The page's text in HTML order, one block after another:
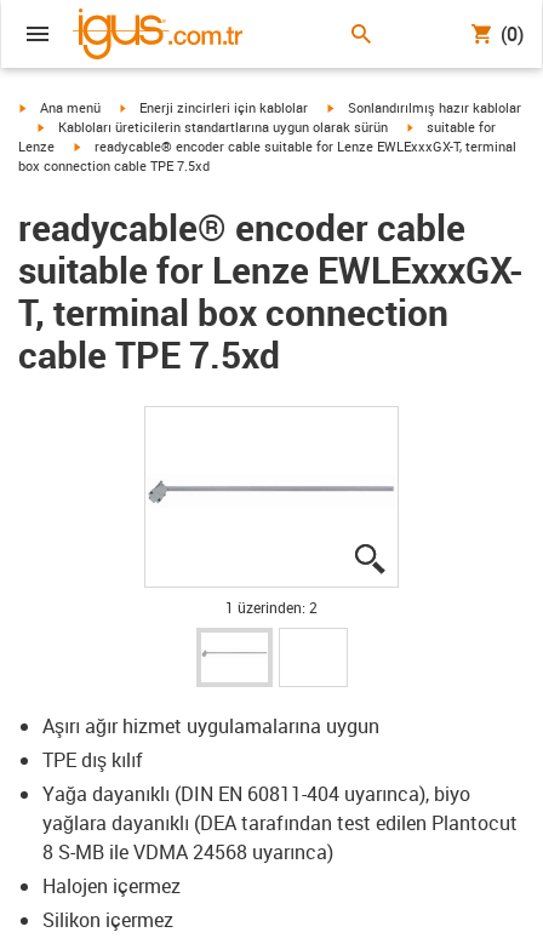
(0)
igus-icon-arrow-right
Ana menü igus-icon-arrow-right
Enerji zincirleri için kablolar igus-icon-arrow-right
Sonlandırılmış hazır kablolar
igus-icon-arrow-right
Kabloları üreticilerin standartlarına uygun olarak sürün igus-icon-arrow-right
suitable for
Lenze
igus-icon-arrow-right
readycable® encoder cable suitable for Lenze EWLExxxGX-T, terminal
box connection cable TPE 7.5xd
readycable® encoder cable
suitable for Lenze EWLExxxGX-
T, terminal box connection
cable TPE 7.5xd
1 üzerinden: 2
Aşırı ağır hizmet uygulamalarına uygun
TPE dış kılıf
Yağa dayanıklı (DIN EN 60811-404 uyarınca), biyo
yağlara dayanıklı (DEA tarafından test edilen Plantocut
8 S-MB ile VDMA 24568 uyarınca)
Halojen içermez
Silikon içermez